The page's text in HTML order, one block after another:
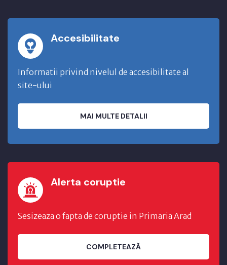
Accesibilitate
Informatii privind nivelul de accesibilitate al
site-ului
MAI MULTE DETALII
Alerta coruptie
Sesizeaza o fapta de coruptie in Primaria Arad
COMPLETEAZĂ